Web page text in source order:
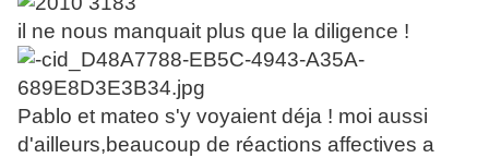
il ne nous manquait plus que la diligence !
Pablo et mateo s'y voyaient déja ! moi aussi
d'ailleurs,beaucoup de réactions affectives a